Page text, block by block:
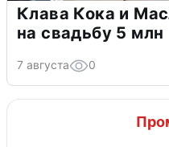
Клава Кока и
на свадьбу 5 млн
7 августа 0